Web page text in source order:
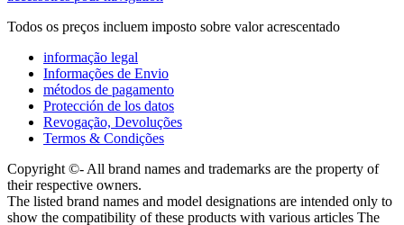
Todos os preços incluem imposto sobre valor acrescentado
informação legal
Informações de Envio
métodos de pagamento
Protección de los datos
Revogação, Devoluções
Termos & Condições
Copyright ©- All brand names and trademarks are the property of
their respective owners.
The listed brand names and model designations are intended only to
show the compatibility of these products with various articles The